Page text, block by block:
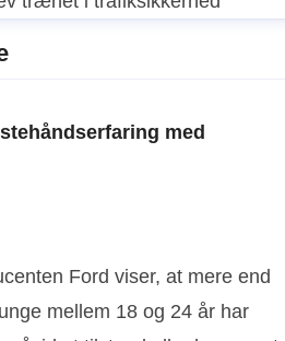
med
Ford viser, at mere end
mellem 18 og 24 år har